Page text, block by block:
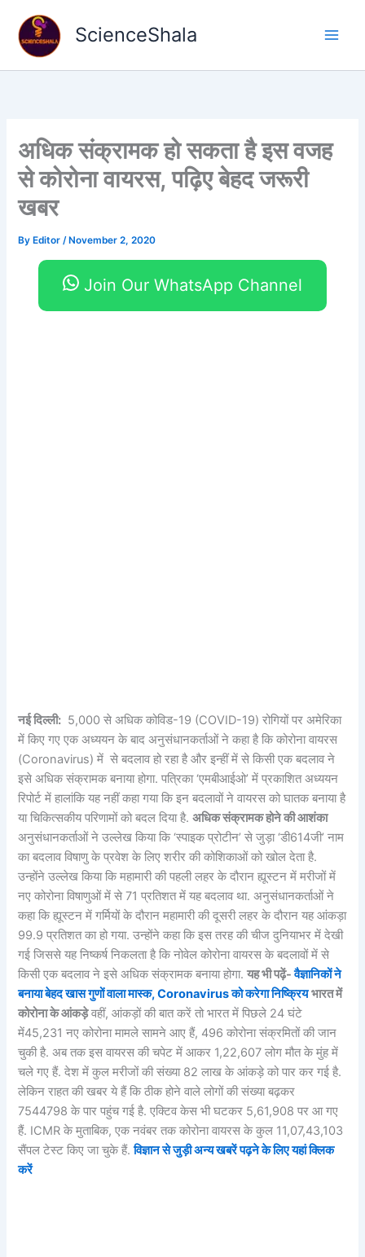
content
ScienceShala
अधिक संक्रामक हो सकता है इस वजह
से कोरोना वायरस, पढ़िए बेहद जरूरी
खबर
By Editor/ November 2, 2020
Join Our WhatsApp Channel
नई दिल्ली: 5,000 से अधिक कोविड-19 (COVID-19) रोगियों पर अमेरिका
में किए गए एक अध्ययन के बाद अनुसंधानकर्ताओं ने कहा है कि कोरोना वायरस
(Coronavirus) में से बदलाव हो रहा है और इन्हीं में से किसी एक बदलाव ने
इसे अधिक संक्रामक बनाया होगा. पत्रिका ‘एमबीआईओ’ में प्रकाशित अध्ययन
रिपोर्ट में हालांकि यह नहीं कहा गया कि इन बदलावों ने वायरस को घातक बनाया है
या चिकित्सकीय परिणामों को बदल दिया है.अधिक संक्रामक होने की आशंका
अनुसंधानकर्ताओं ने उल्लेख किया कि ‘स्पाइक प्रोटीन’ से जुड़ा ‘डी614जी’ नाम
का बदलाव विषाणु के प्रवेश के लिए शरीर की कोशिकाओं को खोल देता है.
उन्होंने उल्लेख किया कि महामारी की पहली लहर के दौरान ह्यूस्टन में मरीजों में
नए कोरोना विषाणुओं में से 71 प्रतिशत में यह बदलाव था. अनुसंधानकर्ताओं ने
कहा कि ह्यूस्टन में गर्मियों के दौरान महामारी की दूसरी लहर के दौरान यह आंकड़ा
99.9 प्रतिशत का हो गया. उन्होंने कहा कि इस तरह की चीज दुनियाभर में देखी
गई जिससे यह निष्कर्ष निकलता है कि नोवेल कोरोना वायरस के बदलावों में से
किसी एक बदलाव ने इसे अधिक संक्रामक बनाया होगा.यह भी पढ़ें-वैज्ञानिकों ने
बनाया बेहद खास गुणों वाला मास्क, Coronavirus को करेगा निष्क्रिय भारत में
कोरोना के आंकड़ेवहीं, आंकड़ों की बात करें तो भारत में पिछले 24 घंटे
में45,231 नए कोरोना मामले सामने आए हैं, 496 कोरोना संक्रमितों की जान
चुकी है. अब तक इस वायरस की चपेट में आकर 1,22,607 लोग मौत के मुंह में
चले गए हैं. देश में कुल मरीजों की संख्या 82 लाख के आंकड़े को पार कर गई है.
लेकिन राहत की खबर ये हैं कि ठीक होने वाले लोगों की संख्या बढ़कर
7544798 के पार पहुंच गई है. एक्टिव केस भी घटकर 5,61,908 पर आ गए
हैं. ICMR के मुताबिक, एक नवंबर तक कोरोना वायरस के कुल 11,07,43,103
सैंपल टेस्ट किए जा चुके हैं.विज्ञान से जुड़ी अन्य खबरें पढ़ने के लिए यहां क्लिक
करें